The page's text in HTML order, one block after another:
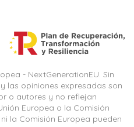
- NextGenerationEU. Sin
las opiniones expresadas son
o autores y no reflejan
Europea o la Comisión
la Comisión Europea pueden